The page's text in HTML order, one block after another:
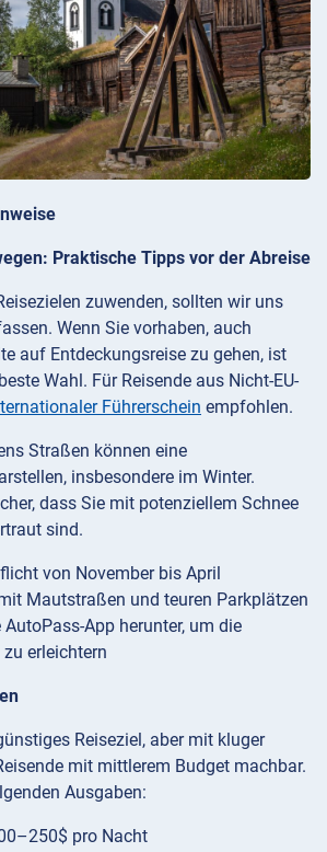
Praktische Tipps vor der Abreise
zuwenden, sollten wir uns
Wenn Sie vorhaben, auch
auf Entdeckungsreise zu gehen, ist
Wahl. Für Reisende aus Nicht-EU-
Führerschein empfohlen.
Straßen können eine
insbesondere im Winter.
dass Sie mit potenziellem Schnee
sind.
von November bis April
Mautstraßen und teuren Parkplätzen
AutoPass-App herunter, um die
erleichtern
Reiseziel, aber mit kluger
mit mittlerem Budget machbar.
Ausgaben:
pro Nacht